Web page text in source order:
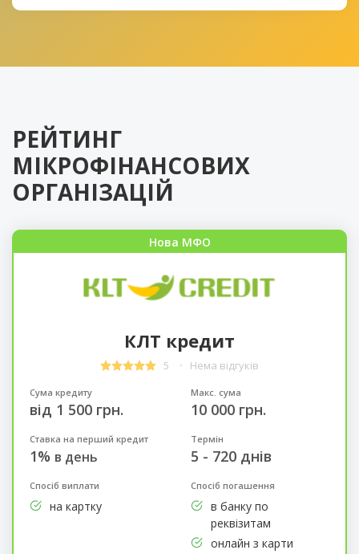
РЕЙТИНГ
МІКРОФІНАНСОВИХ
ОРГАНІЗАЦІЙ
Нова МФО
КЛТ кредит
5 Нема відгуків
Сума кредиту
від 1 500 грн.
Макс. сума
10 000 грн.
Ставка на перший кредит
1% в день
Термін
5 - 720 днів
Спосіб виплати
на картку
Спосіб погашення
в банку по
реквізитам
онлайн з карти